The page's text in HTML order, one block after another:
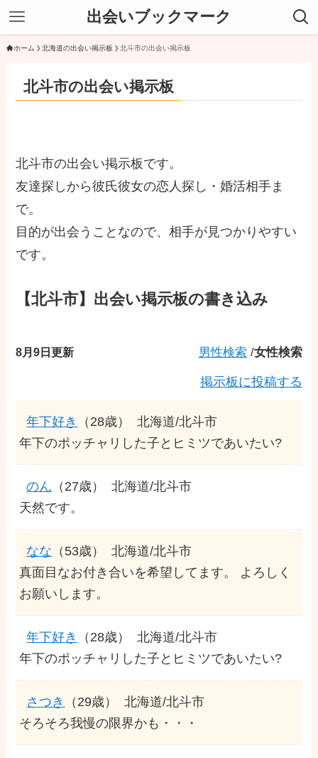
出会いブックマーク
ホーム 北海道の出会い掲示板 北斗市の出会い掲示板
北斗市の出会い掲示板
北斗市の出会い掲示板です。
友達探しから彼氏彼女の恋人探し・婚活相手ま
で。
目的が出会うことなので、相手が見つかりやすい
です。
【北斗市】出会い掲示板の書き込み
8月9日更新 男性検索 /女性検索
掲示板に投稿する
年下好き （28歳）
北海道/北斗市
年下のポッチャリした子とヒミツであいたい?
のん （27歳）
北海道/北斗市
天然です。
なな （53歳）
北海道/北斗市
真面目なお付き合いを希望してます。 よろしく
お願いします。
年下好き （28歳）
北海道/北斗市
年下のポッチャリした子とヒミツであいたい?
さつき （29歳）
北海道/北斗市
そろそろ我慢の限界かも・・・